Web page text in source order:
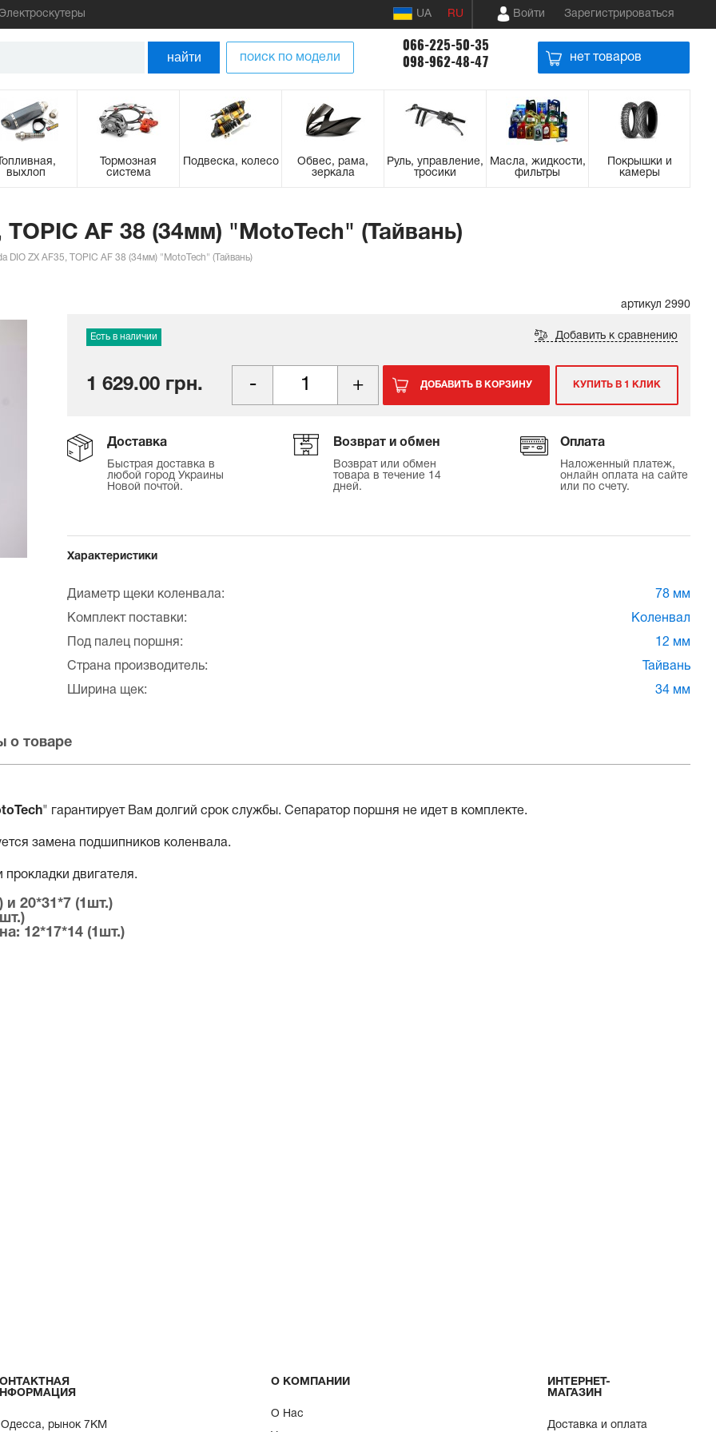
Электроскутеры UA RU Войти Зарегистрироваться
найти поиск по модели
066-225-50-35
098-962-48-47
нет товаров
выхлоп
Тормозная
система
Подвеска, колесо
Обвес, рама,
зеркала
Руль, управление,
тросики
Масла, жидкости,
фильтры
Покрышки и
камеры
AF 38 (34мм) "MotoTech" (Тайвань)
DIO ZX AF35, TOPIC AF 38 (34мм) "MotoTech" (Тайвань)
артикул 2990
Есть в наличии Добавить к сравнению
1 629.00 грн. ДОБАВИТЬ В КОРЗИНУ КУПИТЬ В 1 КЛИК
Доставка
Быстрая доставка в
любой город Украины
Новой почтой.
Возврат и обмен
Возврат или обмен
товара в течение 14
дней.
Оплата
Наложенный платеж,
онлайн оплата на сайте
или по счету.
Характеристики
Диаметр щеки коленвала: 78 мм
Комплект поставки: Коленвал
Под палец поршня: 12 мм
Страна производитель: Тайвань
Ширина щек: 34 мм
о товаре
" гарантирует Вам долгий срок службы. Сепаратор поршня не идет в комплекте.
замена подшипников коленвала.
двигателя.
и 20*31*7 (1шт.)
12*17*14 (1шт.)
Одесса, рынок 7КМ
О КОМПАНИИ
О Нас
ИНТЕРНЕТ-
МАГАЗИН
Доставка и оплата